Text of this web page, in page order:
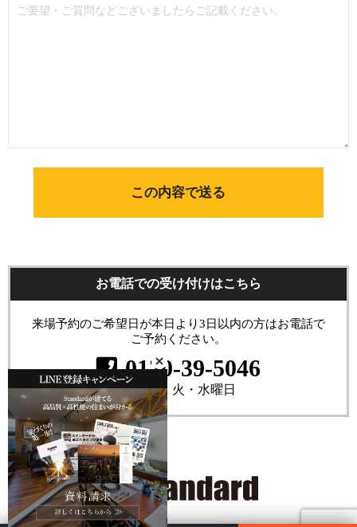
協力業者様
お電話での受け付けはこちら
来場予約のご希望日が本日より3日以内の方はお電話で
ご予約ください。
0120-39-5046
定休日：火・水曜日